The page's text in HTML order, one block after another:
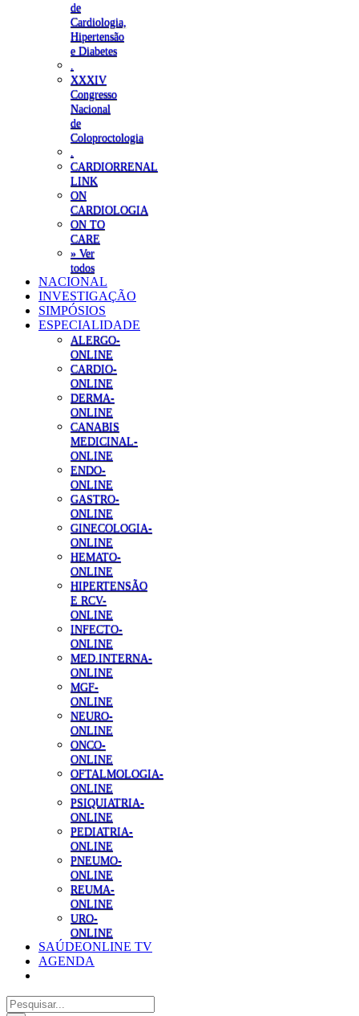
de
Cardiologia,
Hipertensão
e Diabetes
XXXIV
Congresso
Nacional
de
Coloproctologia
CARDIORRENAL
LINK
ON
CARDIOLOGIA
ON TO
CARE
» Ver
todos
NACIONAL
INVESTIGAÇÃO
SIMPÓSIOS
ESPECIALIDADE
ALERGO-
ONLINE
CARDIO-
ONLINE
DERMA-
ONLINE
CANABIS
MEDICINAL-
ONLINE
ENDO-
ONLINE
GASTRO-
ONLINE
GINECOLOGIA-
ONLINE
HEMATO-
ONLINE
HIPERTENSÃO
E RCV-
ONLINE
INFECTO-
ONLINE
MED.INTERNA-
ONLINE
MGF-
ONLINE
NEURO-
ONLINE
ONCO-
ONLINE
OFTALMOLOGIA-
ONLINE
PSIQUIATRIA-
ONLINE
PEDIATRIA-
ONLINE
PNEUMO-
ONLINE
REUMA-
ONLINE
URO-
ONLINE
SAÚDEONLINE TV
AGENDA
Pesquisar